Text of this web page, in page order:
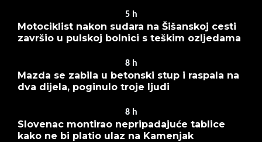
5 h
Motociklist nakon sudara na Šišanskoj cesti
završio u pulskoj bolnici s teškim ozljedama
8 h
Mazda se zabila u betonski stup i raspala na
dva dijela, poginulo troje ljudi
8 h
Slovenac montirao nepripadajuće tablice
kako ne bi platio ulaz na Kamenjak